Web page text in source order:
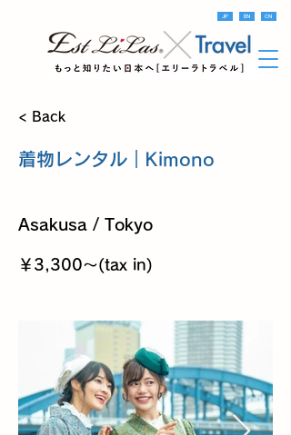
JP EN CN
< Back
着物レンタル｜Kimono
Asakusa / Tokyo
￥3,300〜(tax in)